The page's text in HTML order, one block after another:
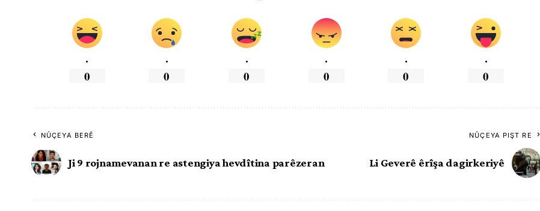
.
0
.
0
.
0
.
0
.
0
.
0
NÛÇEYA BERÊ
Ji 9 rojnamevanan re astengiya hevdîtina parêzeran
NÛÇEYA PIŞT RE
Li Geverê êrîşa dagirkeriyê